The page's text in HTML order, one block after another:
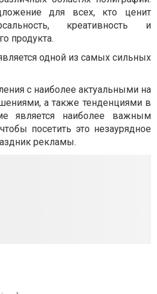
для всех, кто ценит
креативность и
продукта.
одной из самых сильных
с наиболее актуальными на
а также тенденциями в
является наиболее важным
посетить это незаурядное
рекламы.